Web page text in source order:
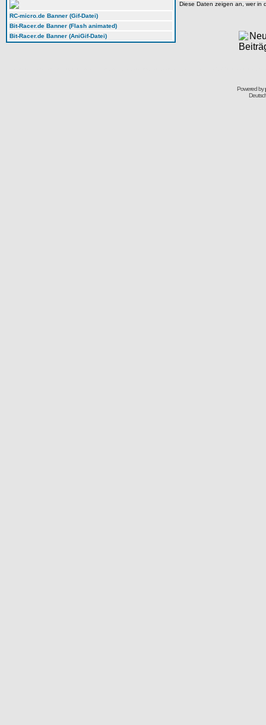
RC-micro.de Banner (Gif-Datei)
Bit-Racer.de Banner (Flash animated)
Bit-Racer.de Banner (AniGif-Datei)
Diese Daten zeigen an, wer in
Powered by